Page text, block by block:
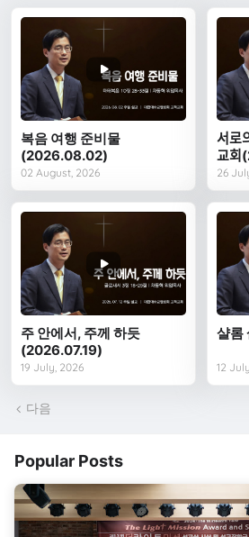
복음 여행 준비물
(2026.08.02)
02 August, 2026 26
주 안에서, 주께 하듯
(2026.07.19)
19 July, 2026
샬롬
12
다음
Popular Posts